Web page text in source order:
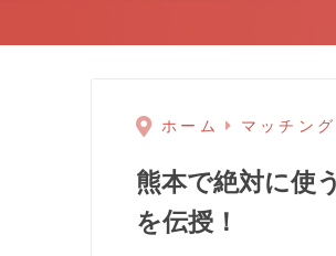
ホーム マッチング
熊本で絶対に使
を伝授！